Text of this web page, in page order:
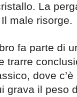
La
male risorge.
fa parte di
trarre
dove
grava il peso